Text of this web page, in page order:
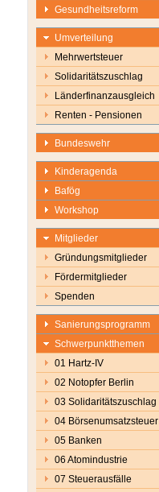
Gesundheitsreform
Umverteilung
Mehrwertsteuer
Solidaritätszuschlag
Länderfinanzausgleich
Renten - Pensionen
Bundeswehr
Kinderagenda
Bafög
Workshop
Mitglieder
Gründungsmitglieder
Fördermitglieder
Spenden
Sanierungsprogramm
Schwerpunktthemen
01 Hartz-IV
02 Notopfer Berlin
03 Solidaritätszuschlag
04 Börsenumsatzsteuer
05 Banken
06 Atomindustrie
07 Steuerausfälle